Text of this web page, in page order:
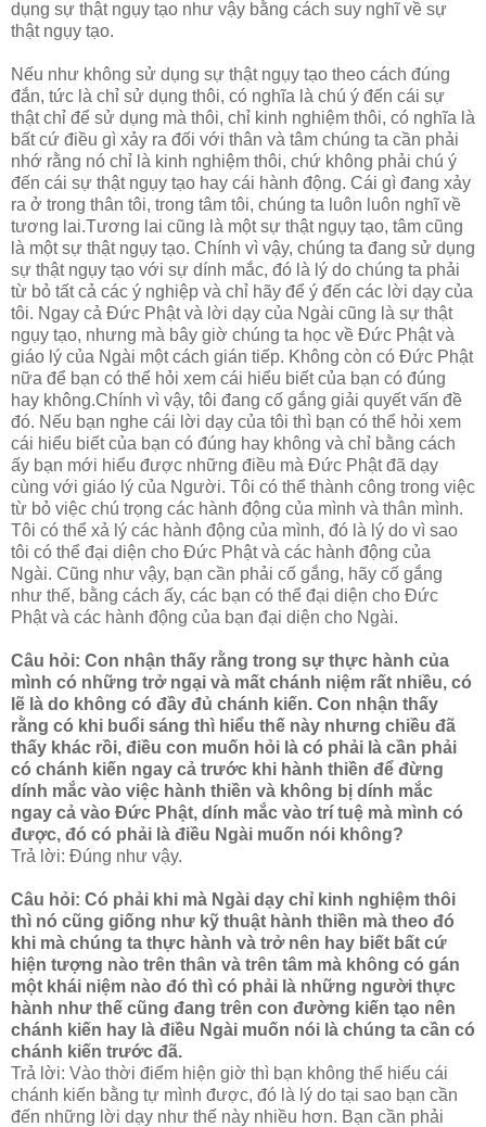
dụng sự thật ngụy tạo như vậy bằng cách suy nghĩ về sự
thật ngụy tạo.
Nếu như không sử dụng sự thật ngụy tạo theo cách đúng
đắn, tức là chỉ sử dụng thôi, có nghĩa là chú ý đến cái sự
thật chỉ để sử dụng mà thôi, chỉ kinh nghiệm thôi, có nghĩa là
bất cứ điều gì xảy ra đối với thân và tâm chúng ta cần phải
nhớ rằng nó chỉ là kinh nghiệm thôi, chứ không phải chú ý
đến cái sự thật ngụy tạo hay cái hành động. Cái gì đang xảy
ra ở trong thân tôi, trong tâm tôi, chúng ta luôn luôn nghĩ về
tương lai.Tương lai cũng là một sự thật ngụy tạo, tâm cũng
là một sự thật ngụy tạo. Chính vì vậy, chúng ta đang sử dụng
sự thật ngụy tạo với sự dính mắc, đó là lý do chúng ta phải
từ bỏ tất cả các ý nghiệp và chỉ hãy để ý đến các lời dạy của
tôi. Ngay cả Đức Phật và lời dạy của Ngài cũng là sự thật
ngụy tạo, nhưng mà bây giờ chúng ta học về Đức Phật và
giáo lý của Ngài một cách gián tiếp. Không còn có Đức Phật
nữa để bạn có thể hỏi xem cái hiểu biết của bạn có đúng
hay không.Chính vì vậy, tôi đang cố gắng giải quyết vấn đề
đó. Nếu bạn nghe cái lời dạy của tôi thì bạn có thể hỏi xem
cái hiểu biết của bạn có đúng hay không và chỉ bằng cách
ấy bạn mới hiểu được những điều mà Đức Phật đã dạy
cùng với giáo lý của Người. Tôi có thể thành công trong việc
từ bỏ việc chú trọng các hành động của mình và thân mình.
Tôi có thể xả lý các hành động của mình, đó là lý do vì sao
tôi có thể đại diện cho Đức Phật và các hành động của
Ngài. Cũng như vậy, bạn cần phải cố gắng, hãy cố gắng
như thế, bằng cách ấy, các bạn có thể đại diện cho Đức
Phật và các hành động của bạn đại diện cho Ngài.
Câu hỏi: Con nhận thấy rằng trong sự thực hành của
mình có những trở ngại và mất chánh niệm rất nhiều, có
lẽ là do không có đầy đủ chánh kiến. Con nhận thấy
rằng có khi buổi sáng thì hiểu thế này nhưng chiều đã
thấy khác rồi, điều con muốn hỏi là có phải là cần phải
có chánh kiến ngay cả trước khi hành thiền để đừng
dính mắc vào việc hành thiền và không bị dính mắc
ngay cả vào Đức Phật, dính mắc vào trí tuệ mà mình có
được, đó có phải là điều Ngài muốn nói không?
Trả lời: Đúng như vậy.
Câu hỏi: Có phải khi mà Ngài dạy chỉ kinh nghiệm thôi
thì nó cũng giống như kỹ thuật hành thiền mà theo đó
khi mà chúng ta thực hành và trở nên hay biết bất cứ
hiện tượng nào trên thân và trên tâm mà không có gán
một khái niệm nào đó thì có phải là những người thực
hành như thế cũng đang trên con đường kiến tạo nên
chánh kiến hay là điều Ngài muốn nói là chúng ta cần có
chánh kiến trước đã.
Trả lời: Vào thời điểm hiện giờ thì bạn không thể hiểu cái
chánh kiến bằng tự mình được, đó là lý do tại sao bạn cần
đến những lời dạy như thế này nhiều hơn. Bạn cần phải